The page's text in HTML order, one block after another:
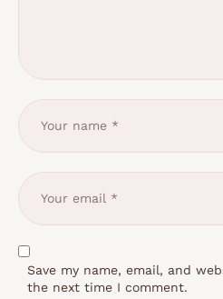
Save my name, email, and
the next time I comment.